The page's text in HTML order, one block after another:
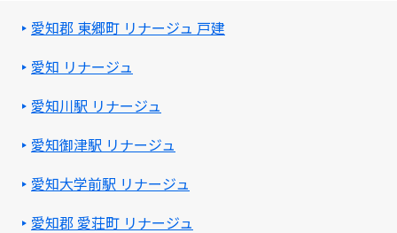
愛知郡 東郷町 リナージュ 戸建
愛知 リナージュ
愛知川駅 リナージュ
愛知御津駅 リナージュ
愛知大学前駅 リナージュ
愛知郡 愛荘町 リナージュ